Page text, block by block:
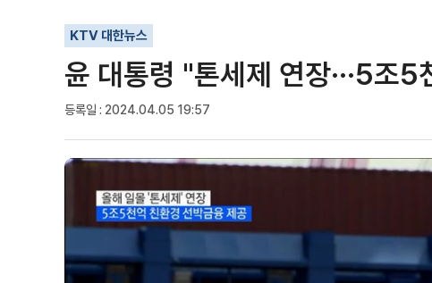
KTV 대한뉴스
윤 대통령 "톤세제 연장···5조
등록일 : 2024.04.05 19:57
기사인쇄
글자확대
글자축소